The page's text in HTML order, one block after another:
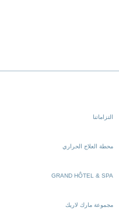
التزاماتنا
محطة العلاج الحراري
GRAND HÔTEL & SPA
مجموعة مارك لاريك